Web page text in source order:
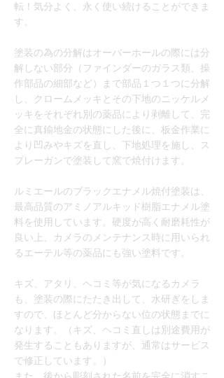
転！気分よく、永く使い続けることができま
す。
塗装の為の分解はオーバーホールの際には分
解しない部分（ファインダーのガラス類、操
作部品の細部など）まで部品１つ１つに分解
し、クロームメッキとその下地のニッケルメ
ッキをそれぞれ別の薬品により剥離して、完
全に真鍮地金の状態にした後に、板金作業に
より凹みやキズを直し、下地処理を施し、ス
プレーガンで塗装して窯で焼付けます。
ルミエールのブラックエナメル焼付塗装は、
最高品質のアミノアルキッド樹脂エナメル塗
料を使用しています。硬度が高く耐磨耗性が
良い上、カメラのメンテナンス時に用いられ
るエーテル等の薬品にも強い塗料です。
キズ、アタリ、ヘコミ等が気になるカメラ
も、塗装の際にたたき出して、水研ぎをしま
すので、ほとんど分からない位の状態までに
なります。（キズ、ヘコミ直しは別途費用が
発生することもありますが、通常はサービス
で修正しています。）